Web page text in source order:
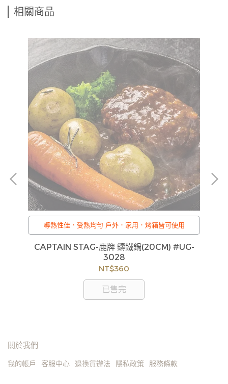
相關商品
導熱性佳．受熱均勻 戶外．家用．烤箱皆可使用
CAPTAIN STAG-鹿牌 鑄鐵鍋(20CM) #UG-
3028
NT$360
已售完
關於我們
我的帳戶 客服中心 退換貨辦法 隱私政策 服務條款